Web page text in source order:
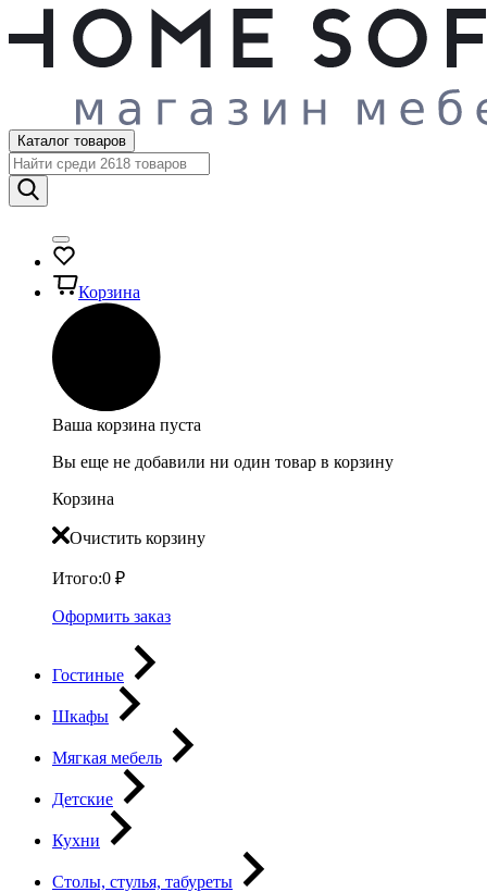
Каталог товаров
Корзина
Ваша корзина пуста
Вы еще не добавили ни один товар в корзину
Корзина
Очистить корзину
Итого:0 ₽
Оформить заказ
Гостиные
Шкафы
Мягкая мебель
Детские
Кухни
Столы, стулья, табуреты